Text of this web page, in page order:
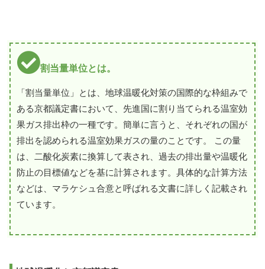
割当量単位とは。
「割当量単位」とは、地球温暖化対策の国際的な枠組みで
ある京都議定書において、先進国に割り当てられる温室効
果ガス排出枠の一種です。簡単に言うと、それぞれの国が
排出を認められる温室効果ガスの量のことです。 この量
は、二酸化炭素に換算して表され、過去の排出量や温暖化
防止の目標値などを基に計算されます。具体的な計算方法
などは、マラケシュ合意と呼ばれる文書に詳しく記載され
ています。